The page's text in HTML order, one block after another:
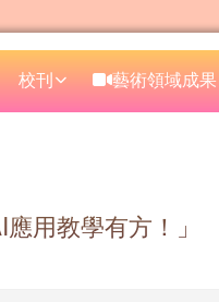
校刊 藝術領域成果
用教學有方！」